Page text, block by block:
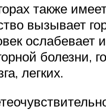
также
вызывает
болезни,
легких.